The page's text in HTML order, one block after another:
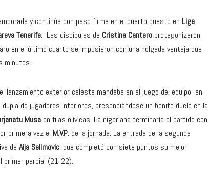
y continúa con paso firme en el cuarto puesto en Liga
Tenerife. Las discípulas de Cristina Cantero protagonizaron
en el último cuarto se impusieron con una holgada ventaja que
minutos.
lanzamiento exterior celeste mandaba en el juego del equipo en
de jugadoras interiores, presenciándose un bonito duelo en la
Musa en filas olívicas. La nigeriana terminaría el partido con
primera vez el M.V.P. de la jornada. La entrada de la segunda
de Aija Selimovic, que completó con siete puntos su mejor
primer parcial (21-22).